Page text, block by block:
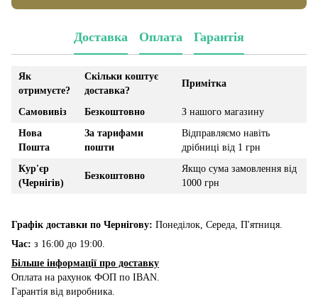
Доставка Оплата Гарантія
Як
отримуєте?
Скільки коштує
доставка?
Примітка
Самовивіз Безкоштовно
З нашого магазину
Нова
Пошта
За тарифами
пошти
Відправляємо навіть
дрібниці від 1 грн
Кур'єр
(Чернігів)
Безкоштовно
Якщо сума замовлення від
1000 грн
Графік доставки по Чернігову: Понеділок, Середа, П'ятниця.
Час: з 16:00 до 19:00.
Більше інформації про доставку
Оплата на рахунок ФОП по IBAN.
Гарантія від виробника.